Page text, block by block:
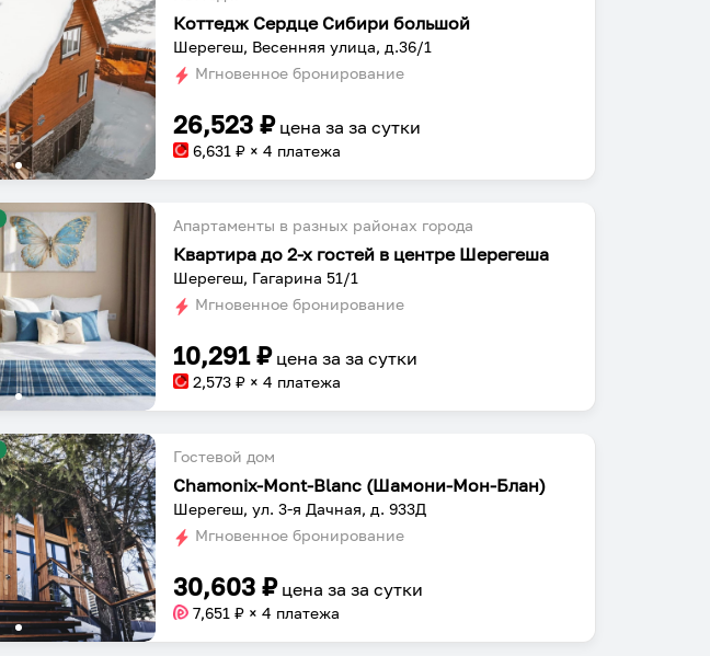
Коттедж Сердце Сибири большой
Шерегеш, Весенняя улица, д.36/1
Мгновенное бронирование
26,523 ₽ цена заза сутки
6,631 ₽ × 4 платежа
Апартаменты в разных районах города
Квартира до 2-х гостей в центре Шерегеша
Шерегеш, Гагарина 51/1
Мгновенное бронирование
10,291₽ цена заза сутки
2,573 ₽ × 4 платежа
Гостевой дом
Chamonix-Mont-Blanc (Шамони-Мон-Блан)
Шерегеш, ул. 3-я Дачная, д. 933Д
Мгновенное бронирование
30,603 ₽ цена заза сутки
7,651 ₽ × 4 платежа